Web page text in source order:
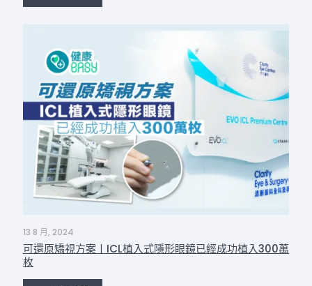
13 8 月, 2024
可還原矯視方案丨ICL植入式隱形眼鏡已經成功植入300萬
枚